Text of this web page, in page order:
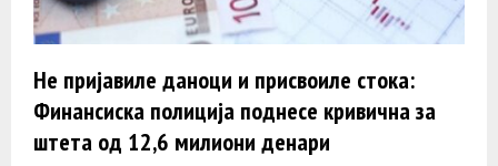
Не пријавиле даноци и присвоиле стока:
Финансиска полиција поднесе кривична за
штета од 12,6 милиони денари